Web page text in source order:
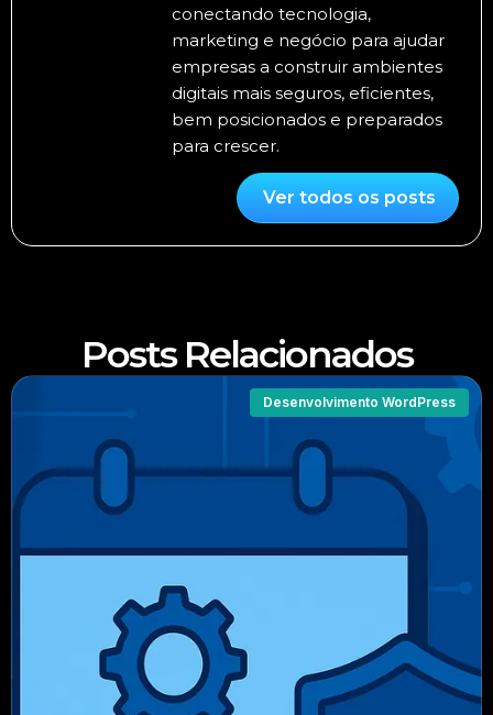
conectando tecnologia,
marketing e negócio para ajudar
empresas a construir ambientes
digitais mais seguros, eficientes,
bem posicionados e preparados
para crescer.
Ver todos os posts
Posts Relacionados
Desenvolvimento WordPress